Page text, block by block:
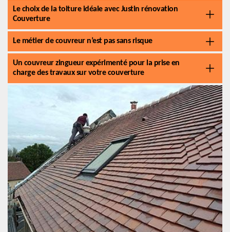
Le choix de la toiture idéale avec Justin rénovation
Couverture
Le métier de couvreur n’est pas sans risque
Un couvreur zingueur expérimenté pour la prise en
charge des travaux sur votre couverture